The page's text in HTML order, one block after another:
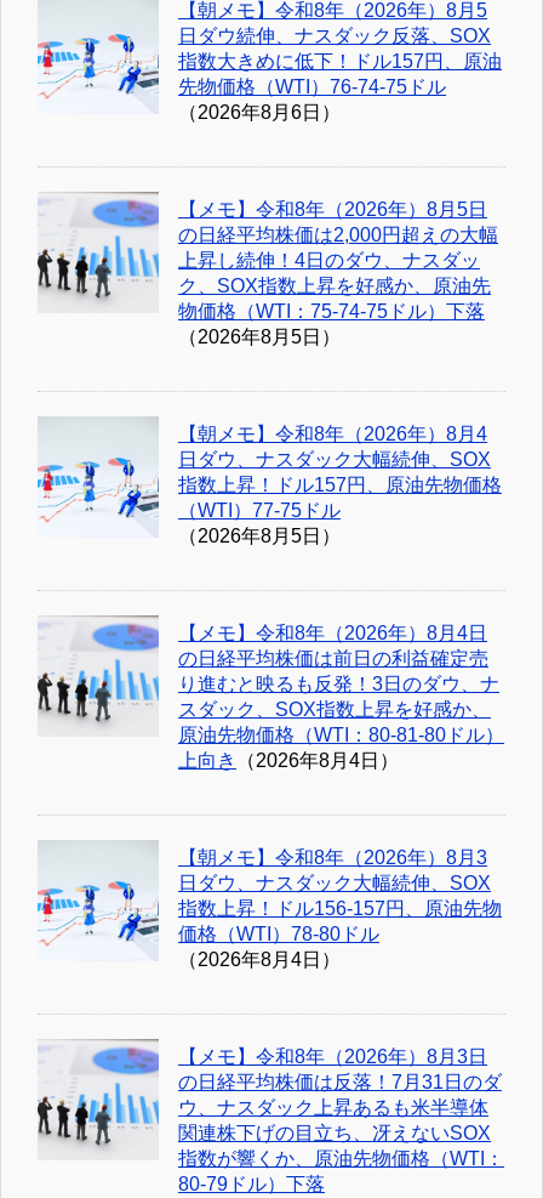
【朝メモ】令和8年（2026年）8月5
日ダウ続伸、ナスダック反落、SOX
指数大きめに低下！ドル157円、原油
先物価格（WTI）76-74-75ドル
（2026年8月6日）
【メモ】令和8年（2026年）8月5日
の日経平均株価は2,000円超えの大幅
上昇し続伸！4日のダウ、ナスダッ
ク、SOX指数上昇を好感か、原油先
物価格（WTI：75-74-75ドル）下落
（2026年8月5日）
【朝メモ】令和8年（2026年）8月4
日ダウ、ナスダック大幅続伸、SOX
指数上昇！ドル157円、原油先物価格
（WTI）77-75ドル
（2026年8月5日）
【メモ】令和8年（2026年）8月4日
の日経平均株価は前日の利益確定売
り進むと映るも反発！3日のダウ、ナ
スダック、SOX指数上昇を好感か、
原油先物価格（WTI：80-81-80ドル）
上向き
（2026年8月4日）
【朝メモ】令和8年（2026年）8月3
日ダウ、ナスダック大幅続伸、SOX
指数上昇！ドル156-157円、原油先物
価格（WTI）78-80ドル
（2026年8月4日）
【メモ】令和8年（2026年）8月3日
の日経平均株価は反落！7月31日のダ
ウ、ナスダック上昇あるも米半導体
関連株下げの目立ち、冴えないSOX
指数が響くか、原油先物価格（WTI：
80-79ドル）下落